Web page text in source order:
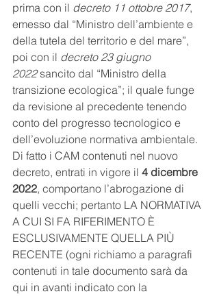
prima con il decreto 11 ottobre 2017,
emesso dal “Ministro dell’ambiente e
della tutela del territorio e del mare”,
poi con il decreto 23 giugno
2022 sancito dal “Ministro della
transizione ecologica”; il quale funge
da revisione al precedente tenendo
conto del progresso tecnologico e
dell’evoluzione normativa ambientale.
Di fatto i CAM contenuti nel nuovo
decreto, entrati in vigore il 4 dicembre
2022, comportano l’abrogazione di
quelli vecchi; pertanto LA NORMATIVA
A CUI SI FA RIFERIMENTO È
ESCLUSIVAMENTE QUELLA PIÙ
RECENTE (ogni richiamo a paragrafi
contenuti in tale documento sarà da
qui in avanti indicato con la